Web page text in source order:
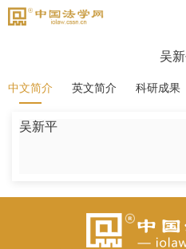
吴
中文简介 英文简介 科研成果
吴新平